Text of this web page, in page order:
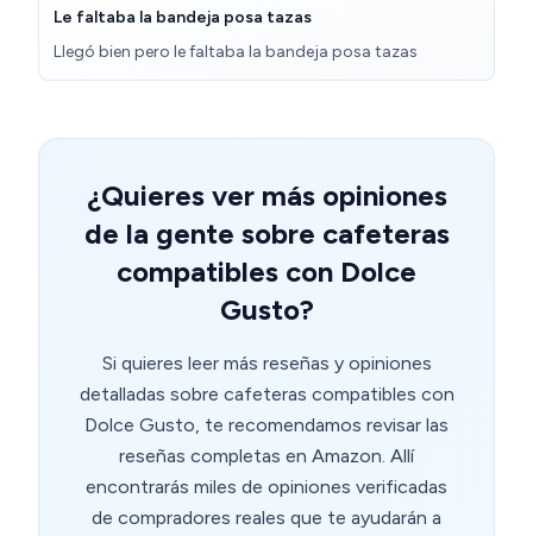
Le faltaba la bandeja posa tazas
Llegó bien pero le faltaba la bandeja posa tazas
¿Quieres ver más opiniones
de la gente sobre cafeteras
compatibles con Dolce
Gusto?
Si quieres leer más reseñas y opiniones
detalladas sobre cafeteras compatibles con
Dolce Gusto, te recomendamos revisar las
reseñas completas en Amazon. Allí
encontrarás miles de opiniones verificadas
de compradores reales que te ayudarán a